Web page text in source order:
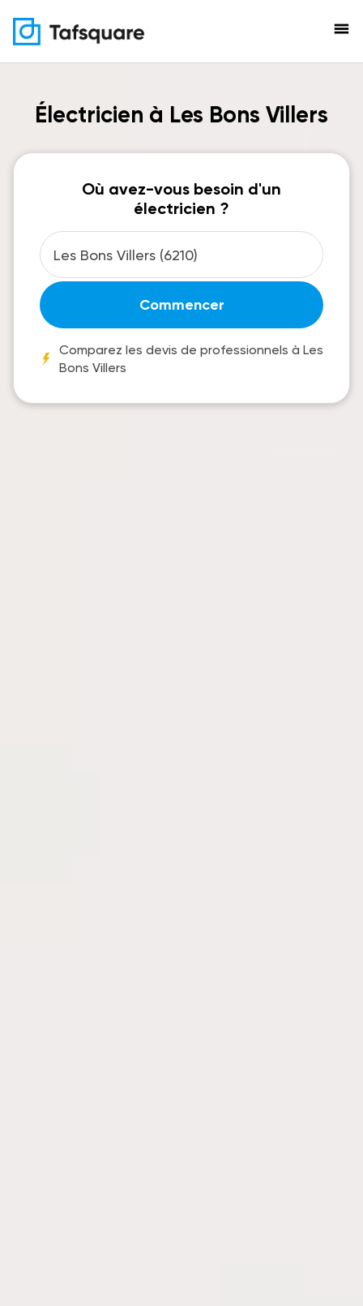
menu
Électricien à Les Bons Villers
Où avez-vous besoin d'un
électricien ?
Commencer
Comparez les devis de professionnels à Les
Bons Villers